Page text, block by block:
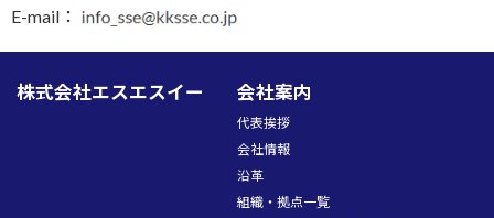
E-mail：
株式会社エスエスイー 会社案内
代表挨拶
会社情報
沿革
組織・拠点一覧